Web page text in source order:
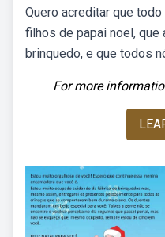
Quero acreditar que
filhos de papai noel,
brinquedo, e que todos
For more